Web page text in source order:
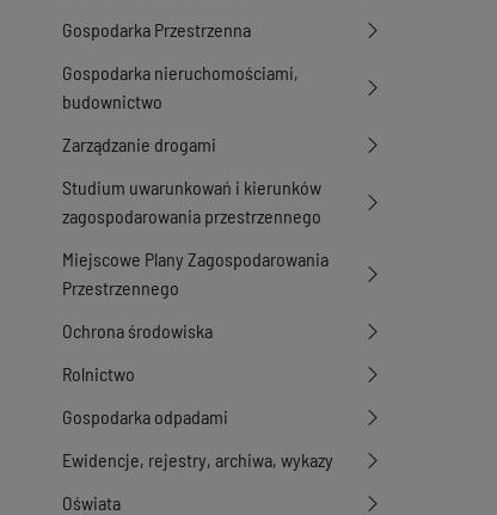
Gospodarka Przestrzenna
Gospodarka nieruchomościami,
budownictwo
Zarządzanie drogami
Studium uwarunkowań i kierunków
zagospodarowania przestrzennego
Miejscowe Plany Zagospodarowania
Przestrzennego
Ochrona środowiska
Rolnictwo
Gospodarka odpadami
Ewidencje, rejestry, archiwa, wykazy
Oświata